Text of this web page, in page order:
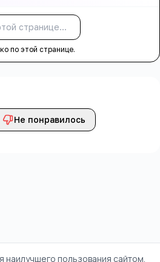
по этой странице.
Не понравилось
наилучшего пользования сайтом.